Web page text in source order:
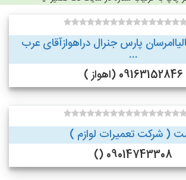
پارس جنرال دراهوازآقای عرب
...
09163152846 (اهواز )
( شرکت تعمیرات لوازم )
09014743308 ()